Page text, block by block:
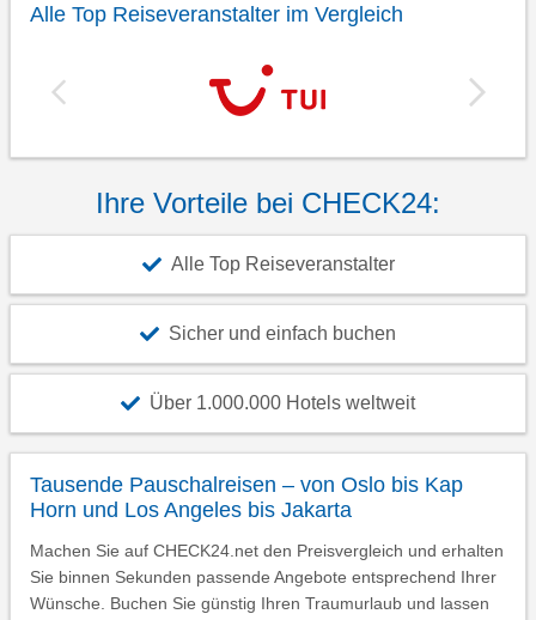
Alle Top Reiseveranstalter im Vergleich
Ihre Vorteile bei CHECK24:
Alle Top Reiseveranstalter
Sicher und einfach buchen
Über 1.000.000 Hotels weltweit
Tausende Pauschalreisen – von Oslo bis Kap
Horn und Los Angeles bis Jakarta
Machen Sie auf CHECK24.net den Preisvergleich und erhalten
Sie binnen Sekunden passende Angebote entsprechend Ihrer
Wünsche. Buchen Sie günstig Ihren Traumurlaub und lassen